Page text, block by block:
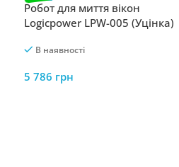
Робот для миття вікон
Logicpower LPW-005 (Уцінка)
В наявності
5 786 грн